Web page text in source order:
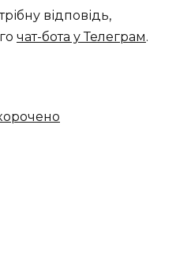
відповідь,
чат-бота у Телеграм.